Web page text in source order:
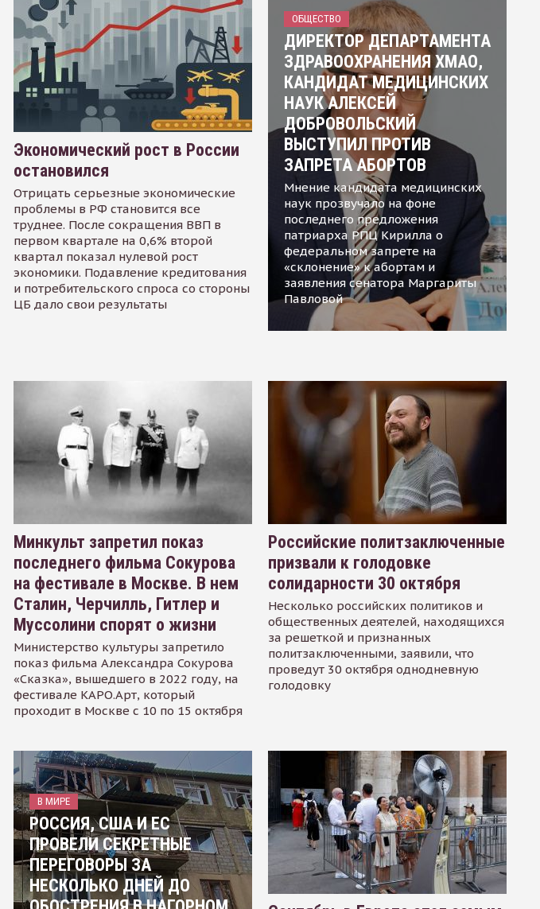
Экономический рост в России
остановился
Отрицать серьезные экономические
проблемы в РФ становится все
труднее. После сокращения ВВП в
первом квартале на 0,6% второй
квартал показал нулевой рост
экономики. Подавление кредитования
и потребительского спроса со стороны
ЦБ дало свои результаты
ОБЩЕСТВО
ДИРЕКТОР ДЕПАРТАМЕНТА
ЗДРАВООХРАНЕНИЯ ХМАО,
КАНДИДАТ МЕДИЦИНСКИХ
НАУК АЛЕКСЕЙ
ДОБРОВОЛЬСКИЙ
ВЫСТУПИЛ ПРОТИВ
ЗАПРЕТА АБОРТОВ
Мнение кандидата медицинских
наук прозвучало на фоне
последнего предложения
патриарха РПЦ Кирилла о
федеральном запрете на
«склонение» к абортам и
заявления сенатора Маргариты
Павловой
Минкульт запретил показ
последнего фильма Сокурова
на фестивале в Москве. В нем
Сталин, Черчилль, Гитлер и
Муссолини спорят о жизни
Министерство культуры запретило
показ фильма Александра Сокурова
«Сказка», вышедшего в 2022 году, на
фестивале КАРО.Арт, который
проходит в Москве с 10 по 15 октября
Российские политзаключенные
призвали к голодовке
солидарности 30 октября
Несколько российских политиков и
общественных деятелей, находящихся
за решеткой и признанных
политзаключенными, заявили, что
проведут 30 октября однодневную
голодовку
В МИРЕ
РОССИЯ, США И ЕС
ПРОВЕЛИ СЕКРЕТНЫЕ
ПЕРЕГОВОРЫ ЗА
НЕСКОЛЬКО ДНЕЙ ДО